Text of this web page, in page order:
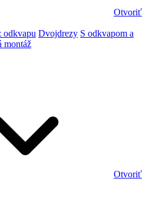
Otvoriť
odkvapu Dvojdrezy S odkvapom a
montáž
Otvoriť